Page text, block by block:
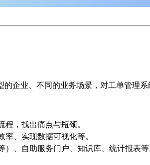
企业、不同的业务场景，对工单管理系
，找出痛点与瓶颈。
、实现数据可视化等。
）、自助服务门户、知识库、统计报表